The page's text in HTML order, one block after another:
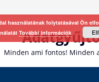
Minden ami fontos! Minden
használatának folytatásával Ön
További információk